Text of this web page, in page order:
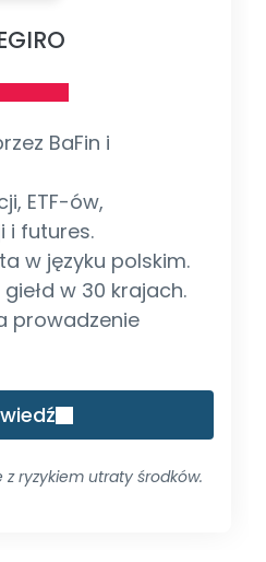
BaFin i
ETF-ów,
i futures.
w języku polskim.
w 30 krajach.
prowadzenie
ryzykiem utraty środków.